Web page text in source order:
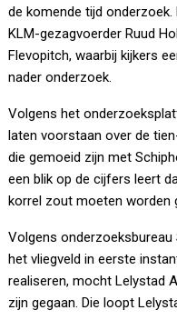
de komende tijd
KLM-gezagvoerder Ruud
Flevopitch, waarbij kijkers
nader onderzoek.
Volgens het
laten voorstaan over de
die gemoeid zijn met
een blik op de cijfers leert
korrel zout moeten worden
Volgens
het vliegveld in eerste
realiseren, mocht Lelystad
zijn gegaan. Die loopt